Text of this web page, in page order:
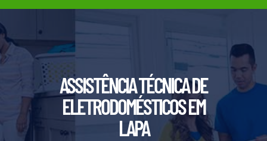
ASSISTÊNCIA TÉCNICA DE
ELETRODOMÉSTICOS EM
LAPA